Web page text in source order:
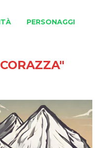
PERSONAGGI